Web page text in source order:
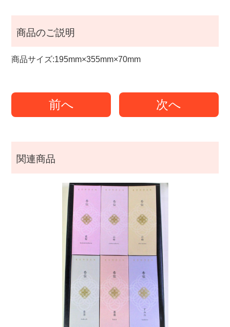
商品のご説明
商品サイズ:195mm×355mm×70mm
前へ 次へ
関連商品